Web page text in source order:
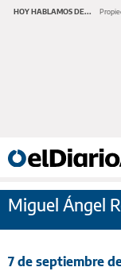
HOY HABLAMOS DE...
Miguel Ángel
7 de septiembre